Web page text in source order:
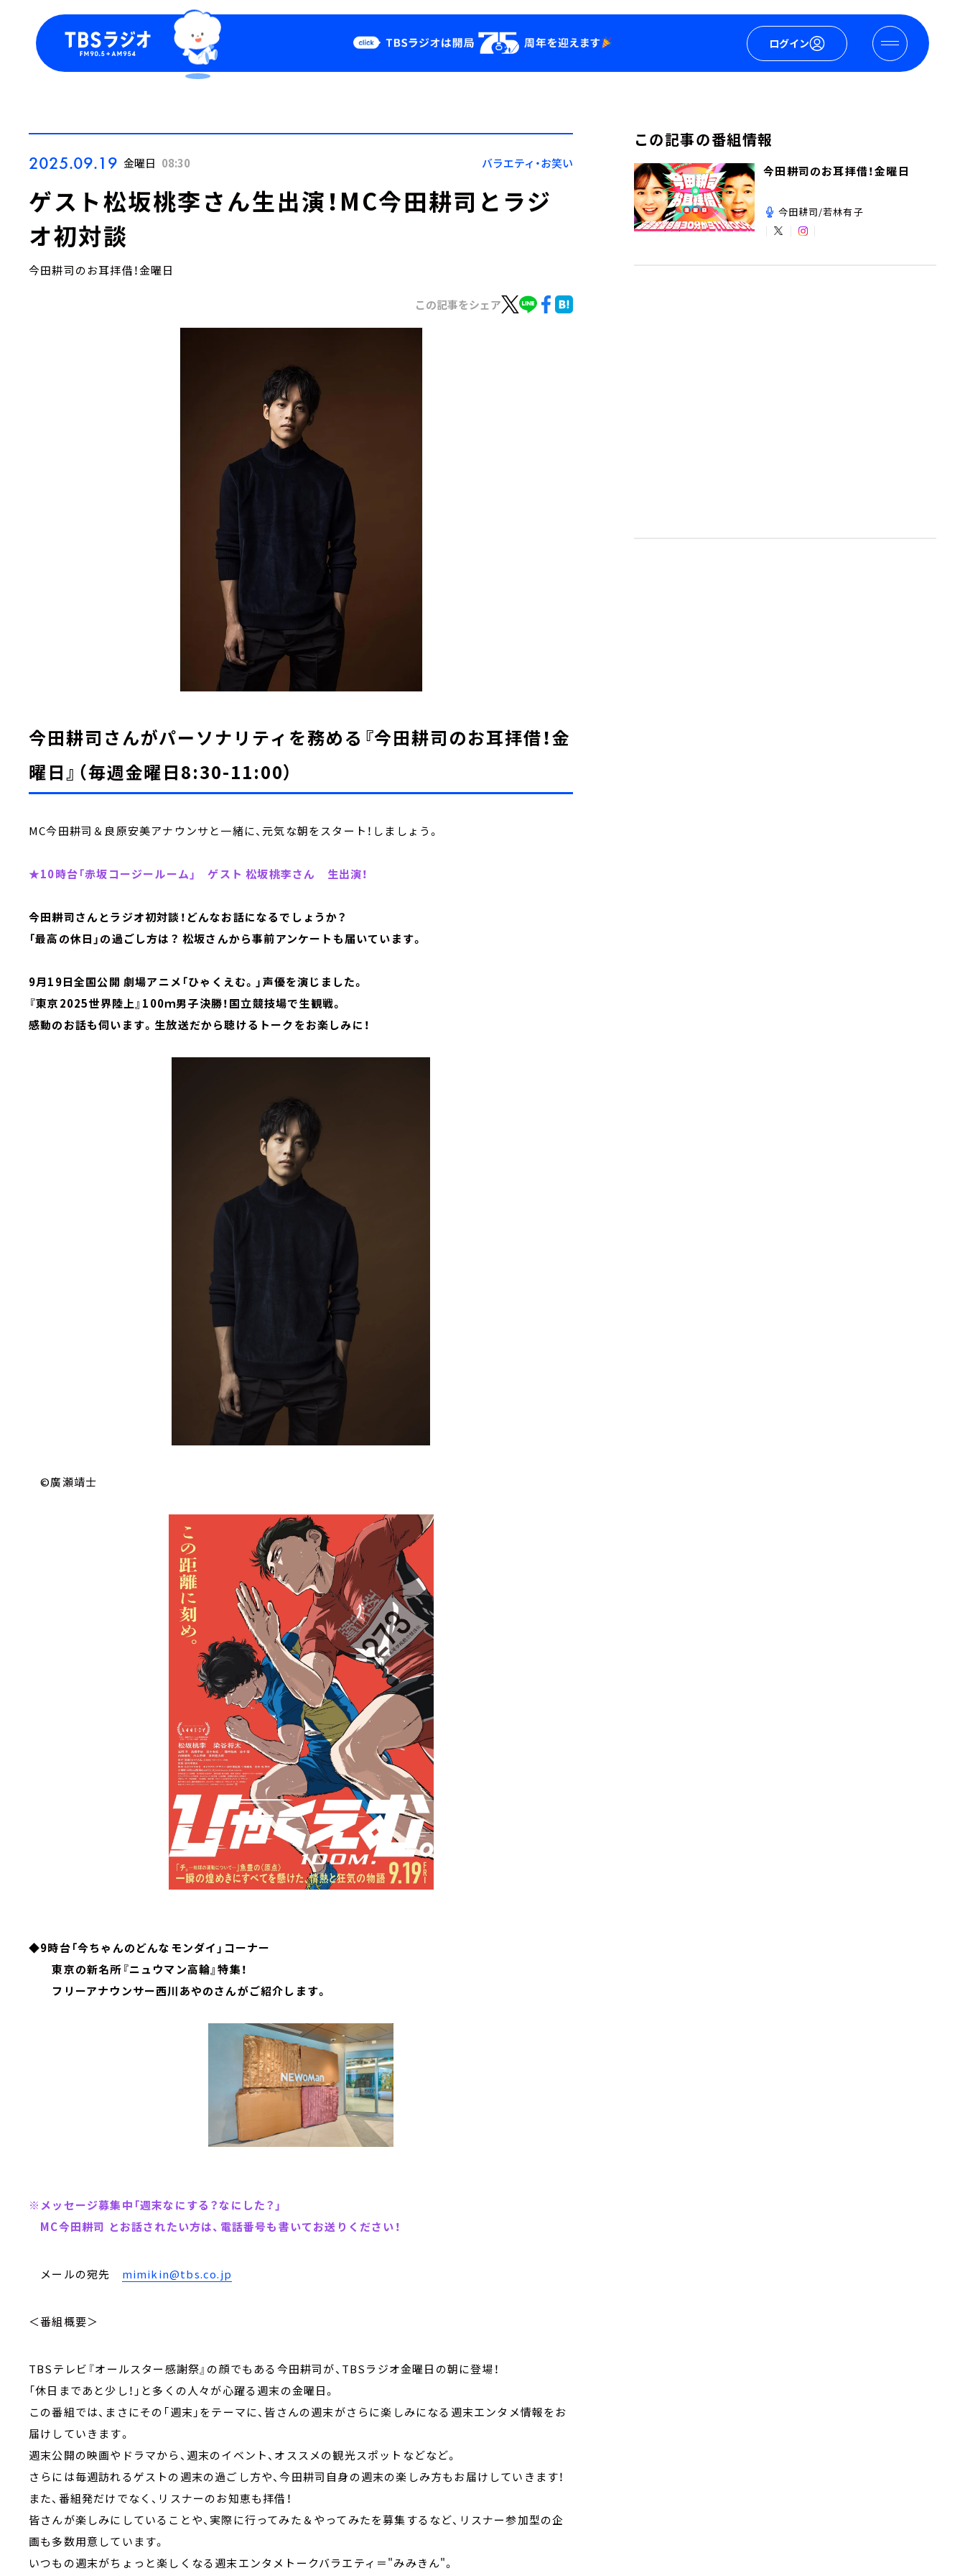
ログイン
Podcast
YouTube
会社情報
2025.09.19 金曜日 08:30 バラエティ・お笑い
ゲスト松坂桃李さん生出演！MC今田耕司とラジ
オ初対談
今田耕司のお耳拝借！金曜日
この記事をシェア
今田耕司さんがパーソナリティを務める『今田耕司のお耳拝借！金
曜日』（毎週金曜日8:30-11:00）
MC今田耕司＆良原安美アナウンサと一緒に、元気な朝をスタート！しましょう。
★10時台「赤坂コージールーム」 ゲスト 松坂桃李さん 生出演！
今田耕司さんとラジオ初対談！どんなお話になるでしょうか？
「最高の休日」の過ごし方は？ 松坂さんから事前アンケートも届いています。
9月19日全国公開 劇場アニメ「ひゃくえむ。」声優を演じました。
『東京2025世界陸上』100ｍ男子決勝！国立競技場で生観戦。
感動のお話も伺います。生放送だから聴けるトークをお楽しみに！
©廣瀬靖士
◆9時台「今ちゃんのどんなモンダイ」コーナー
東京の新名所『ニュウマン高輪』特集！
フリーアナウンサー西川あやのさんがご紹介します。
※メッセージ募集中「週末なにする？なにした？」
MC今田耕司 とお話されたい方は、電話番号も書いてお送りください！
メールの宛先 mimikin@tbs.co.jp
＜番組概要＞
TBSテレビ『オールスター感謝祭』の顔でもある今田耕司が、TBSラジオ金曜日の朝に登場！
「休日まであと少し！」と多くの人々が心躍る週末の金曜日。
この番組では、まさにその「週末」をテーマに、皆さんの週末がさらに楽しみになる週末エンタメ情報をお
届けしていきます。
週末公開の映画やドラマから、週末のイベント、オススメの観光スポットなどなど。
さらには毎週訪れるゲストの週末の過ごし方や、今田耕司自身の週末の楽しみ方もお届けしていきます！
また、番組発だけでなく、リスナーのお知恵も拝借！
皆さんが楽しみにしていることや、実際に行ってみた＆やってみたを募集するなど、リスナー参加型の企
画も多数用意しています。
いつもの週末がちょっと楽しくなる週末エンタメトークバラエティ＝"みみきん"。
この記事の番組情報
今田耕司のお耳拝借！金曜日
今田耕司/若林有子